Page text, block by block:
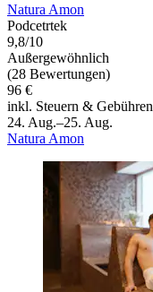
Natura Amon
Podcetrtek
9,8/10
Außergewöhnlich
(28 Bewertungen)
96 €
inkl. Steuern & Gebühren
24. Aug.–25. Aug.
Natura Amon